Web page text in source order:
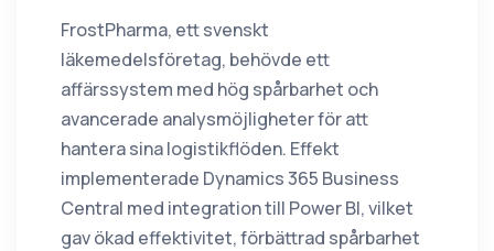
FrostPharma, ett svenskt
läkemedelsföretag, behövde ett
affärssystem med hög spårbarhet och
avancerade analysmöjligheter för att
hantera sina logistikflöden. Effekt
implementerade Dynamics 365 Business
Central med integration till Power BI, vilket
gav ökad effektivitet, förbättrad spårbarhet